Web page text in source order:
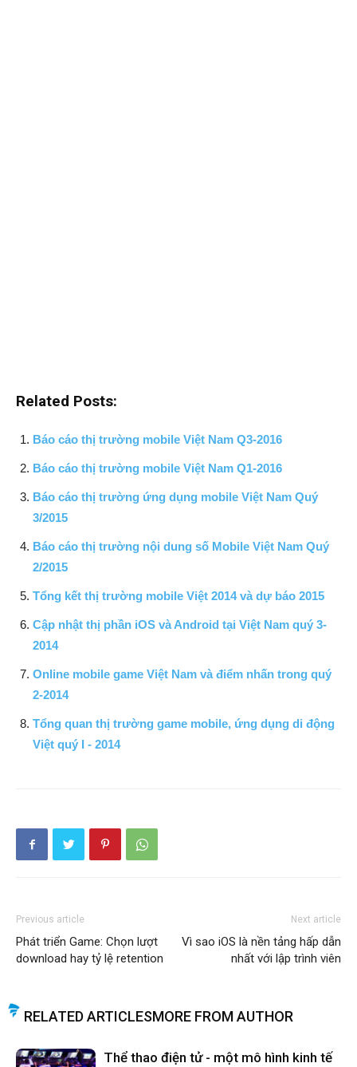
Related Posts:
Báo cáo thị trường mobile Việt Nam Q3-2016
Báo cáo thị trường mobile Việt Nam Q1-2016
Báo cáo thị trường ứng dụng mobile Việt Nam Quý
3/2015
Báo cáo thị trường nội dung số Mobile Việt Nam Quý
2/2015
Tổng kết thị trường mobile Việt 2014 và dự báo 2015
Cập nhật thị phần iOS và Android tại Việt Nam quý 3-
2014
Online mobile game Việt Nam và điểm nhấn trong quý
2-2014
Tổng quan thị trường game mobile, ứng dụng di động
Việt quý I - 2014
Previous article
Phát triển Game: Chọn lượt
download hay tỷ lệ retention
Next article
Vì sao iOS là nền tảng hấp dẫn
nhất với lập trình viên
RELATED ARTICLESMORE FROM AUTHOR
Thể thao điện tử - một mô hình kinh tế